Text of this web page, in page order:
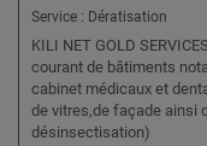
Service : Dératisation
KILI NET GOLD
courant de bâtiments
cabinet médicaux et
de vitres,de façade ainsi
désinsectisation)